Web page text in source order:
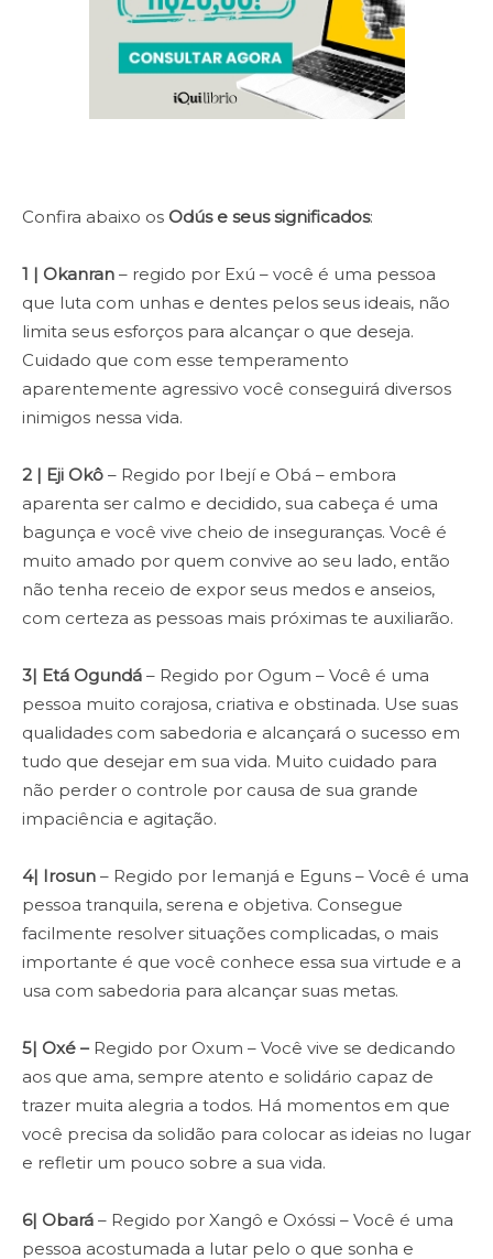
Confira abaixo os Odús e seus significados:
1 | Okanran – regido por Exú – você é uma pessoa
que luta com unhas e dentes pelos seus ideais, não
limita seus esforços para alcançar o que deseja.
Cuidado que com esse temperamento
aparentemente agressivo você conseguirá diversos
inimigos nessa vida.
2 | Eji Okô – Regido por Ibejí e Obá – embora
aparenta ser calmo e decidido, sua cabeça é uma
bagunça e você vive cheio de inseguranças. Você é
muito amado por quem convive ao seu lado, então
não tenha receio de expor seus medos e anseios,
com certeza as pessoas mais próximas te auxiliarão.
3| Etá Ogundá – Regido por Ogum – Você é uma
pessoa muito corajosa, criativa e obstinada. Use suas
qualidades com sabedoria e alcançará o sucesso em
tudo que desejar em sua vida. Muito cuidado para
não perder o controle por causa de sua grande
impaciência e agitação.
4| Irosun – Regido por Iemanjá e Eguns – Você é uma
pessoa tranquila, serena e objetiva. Consegue
facilmente resolver situações complicadas, o mais
importante é que você conhece essa sua virtude e a
usa com sabedoria para alcançar suas metas.
5| Oxé – Regido por Oxum – Você vive se dedicando
aos que ama, sempre atento e solidário capaz de
trazer muita alegria a todos. Há momentos em que
você precisa da solidão para colocar as ideias no lugar
e refletir um pouco sobre a sua vida.
6| Obará – Regido por Xangô e Oxóssi – Você é uma
pessoa acostumada a lutar pelo o que sonha e